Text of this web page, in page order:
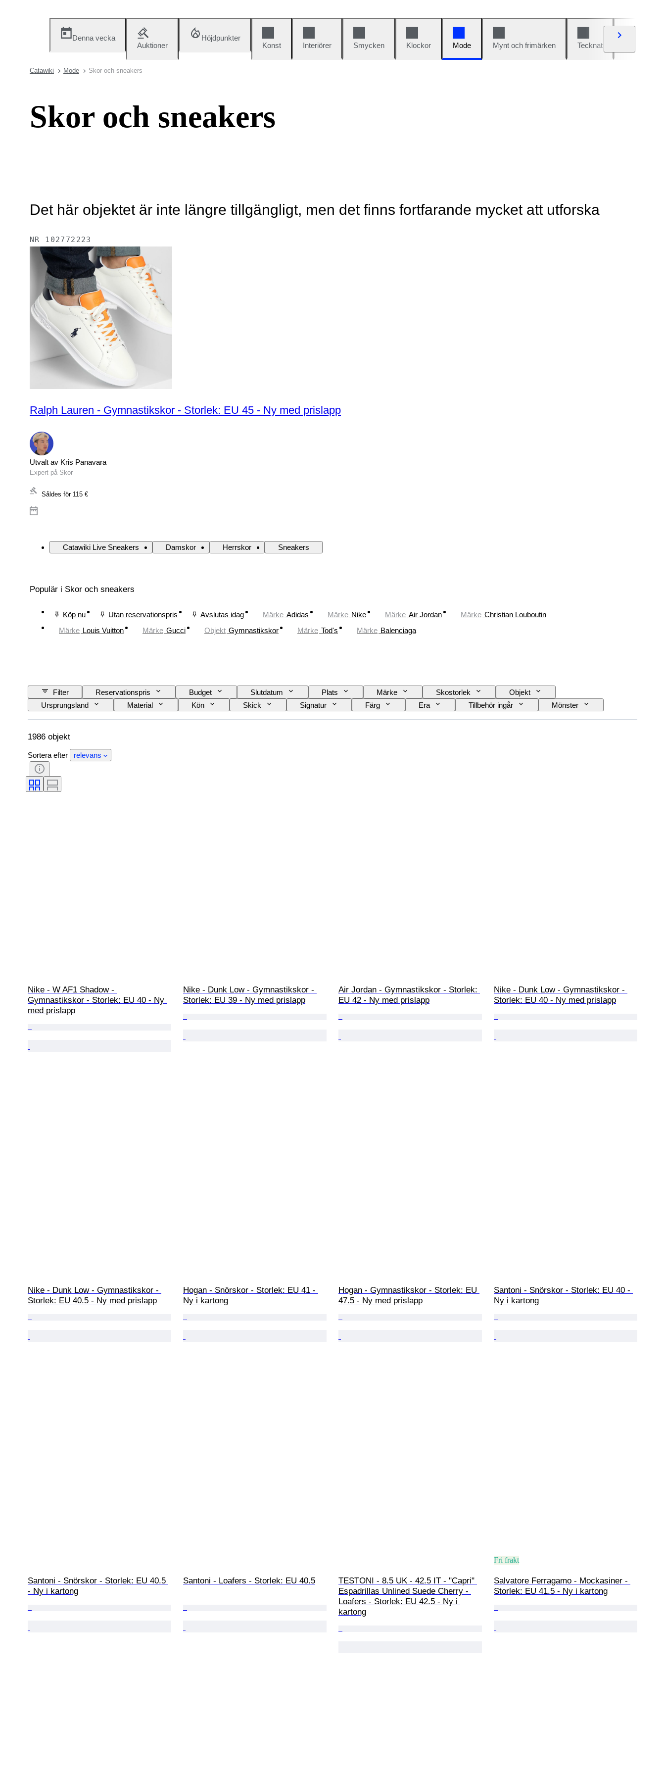
Denna vecka
Auktioner
Höjdpunkter
Konst
Interiörer Smycken Klockor Mode Mynt och frimärken Tecknat
Catawiki Mode Skor och sneakers
Skor och sneakers
Det här objektet är inte längre tillgängligt, men det finns fortfarande mycket att utforska
NR 102772223
Ralph Lauren - Gymnastikskor - Storlek: EU 45 - Ny med prislapp
Utvalt av Kris Panavara
Expert på Skor
Såldes för 115 €
Catawiki Live Sneakers Damskor Herrskor Sneakers
Populär i Skor och sneakers
Köp nu Utan reservationspris Avslutas idag Märke Adidas Märke Nike Märke Air Jordan Märke Christian Louboutin
Märke Louis Vuitton Märke Gucci Objekt Gymnastikskor Märke Tod's Märke Balenciaga
Filter Reservationspris Budget Slutdatum Plats Märke Skostorlek
Objekt
Ursprungsland
Material Kön Skick Signatur Färg Era Tillbehör ingår
Mönster
Modell
1986 objekt
Sortera efter relevans
Nike - W AF1 Shadow -
Gymnastikskor - Storlek: EU 40 - Ny
med prislapp
Nike - Dunk Low - Gymnastikskor -
Storlek: EU 39 - Ny med prislapp
Air Jordan - Gymnastikskor - Storlek:
EU 42 - Ny med prislapp
Nike - Dunk Low - Gymnastikskor -
Storlek: EU 40 - Ny med prislapp
Nike - Dunk Low - Gymnastikskor -
Storlek: EU 40.5 - Ny med prislapp
Hogan - Snörskor - Storlek: EU 41 -
Ny i kartong
Hogan - Gymnastikskor - Storlek: EU
47.5 - Ny med prislapp
Santoni - Snörskor - Storlek: EU 40 -
Ny i kartong
Santoni - Snörskor - Storlek: EU 40.5
- Ny i kartong
Santoni - Loafers - Storlek: EU 40.5
TESTONI - 8.5 UK - 42.5 IT - "Capri"
Espadrillas Unlined Suede Cherry -
Loafers - Storlek: EU 42.5 - Ny i
kartong
Fri frakt
Salvatore Ferragamo - Mockasiner -
Storlek: EU 41.5 - Ny i kartong